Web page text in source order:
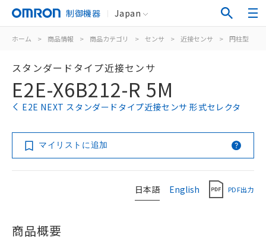
制御機器 Japan
ホーム > 商品情報 > 商品カテゴリ > センサ > 近接センサ > 円柱型
スタンダードタイプ近接センサ
E2E-X6B212-R 5M
E2E NEXT スタンダードタイプ近接センサ 形式セレクタ
マイリストに追加
日本語 English PDF出力
商品概要